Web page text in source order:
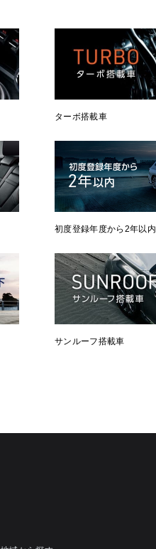
ターボ搭載車
初度登録年度から2年以内
サンルーフ搭載車